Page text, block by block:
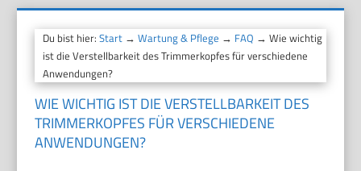
Du bist hier:Start →Wartung & Pflege → FAQ → Wie wichtig
ist die Verstellbarkeit des Trimmerkopfes für verschiedene
Anwendungen?
WIE WICHTIG IST DIE VERSTELLBARKEIT DES
TRIMMERKOPFES FÜR VERSCHIEDENE
ANWENDUNGEN?